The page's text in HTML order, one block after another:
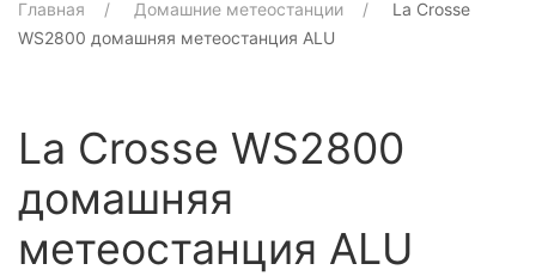
Главная Домашние метеостанции
La Crosse
WS2800 домашняя метеостанция ALU
La Crosse WS2800
домашняя
метеостанция ALU